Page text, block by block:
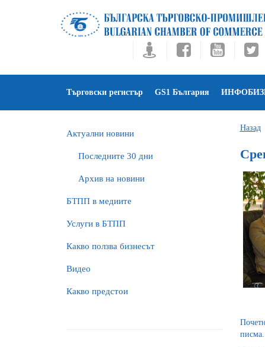
Търговски регистър GS1 България
Актуални новини
Последните 30 дни
Архив на новини
БTПП в медиите
Услуги в БТПП
Какво ползва бизнесът
Видео
Какво предстои
Назад